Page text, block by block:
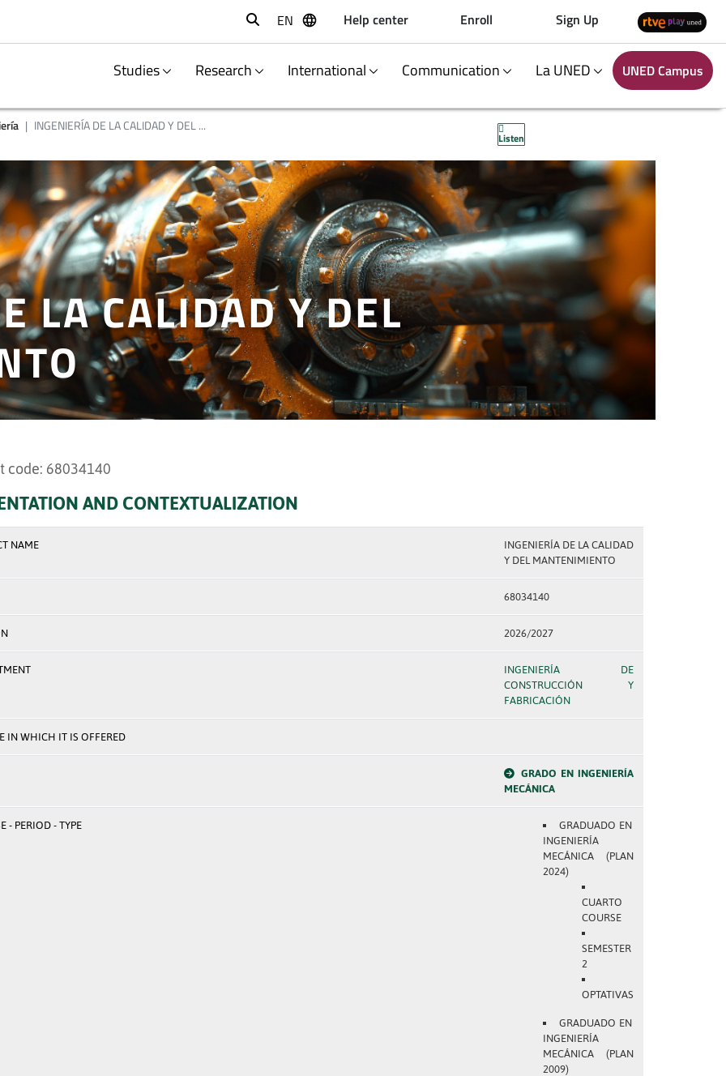
Buscar
EN Help center Enroll Sign Up
Studies Research International Communication La UNED UNED Campus
INGENIERÍA DE LA CALIDAD Y DEL ...
Listen
LA CALIDAD Y DEL
code: 68034140
AND CONTEXTUALIZATION
NAME
INGENIERÍA DE LA CALIDAD
Y DEL MANTENIMIENTO
68034140
2026/2027
INGENIERÍA DE
CONSTRUCCIÓN Y
FABRICACIÓN
IN WHICH IT IS OFFERED
GRADO EN INGENIERÍA
MECÁNICA
- PERIOD - TYPE
GRADUADO EN
INGENIERÍA
MECÁNICA (PLAN
2024)
CUARTO
COURSE
SEMESTER
2
OPTATIVAS
GRADUADO EN
INGENIERÍA
MECÁNICA (PLAN
2009)